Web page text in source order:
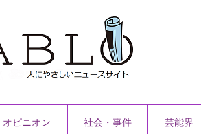
オピニオン 社会・事件 芸能界